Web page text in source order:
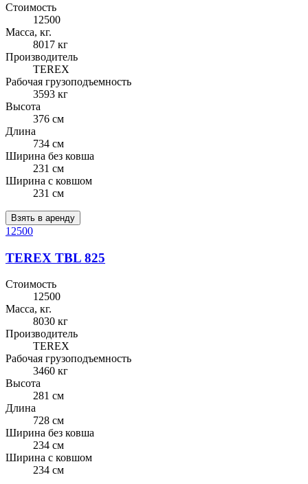
Стоимость
12500
Масса, кг.
8017 кг
Производитель
TEREX
Рабочая грузоподъемность
3593 кг
Высота
376 см
Длина
734 см
Ширина без ковша
231 см
Ширина с ковшом
231 см
Взять в аренду
12500
TEREX TBL 825
Стоимость
12500
Масса, кг.
8030 кг
Производитель
TEREX
Рабочая грузоподъемность
3460 кг
Высота
281 см
Длина
728 см
Ширина без ковша
234 см
Ширина с ковшом
234 см